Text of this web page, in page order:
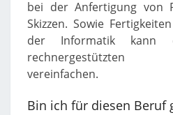
bei der Anfertigung von
Skizzen. Sowie
der Informatik kann
rechnergestützten
vereinfachen.
Bin ich für diesen Beruf